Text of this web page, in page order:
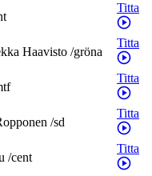
Titta
Haavisto /gröna
Titta
Titta
/sd
Titta
/cent
Titta